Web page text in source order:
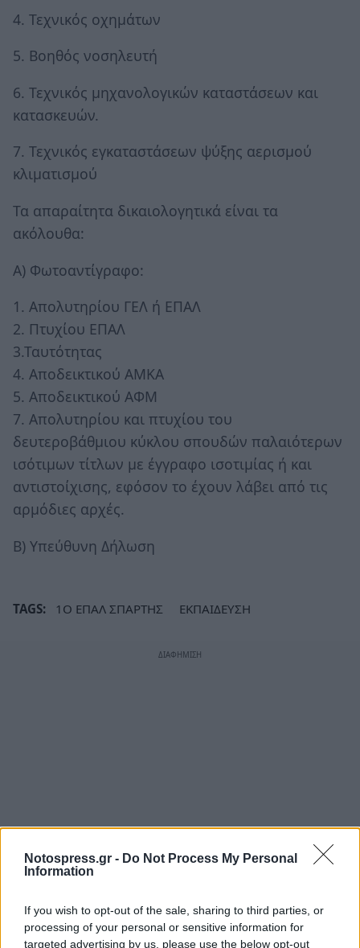
Notospress.gr - Do Not Process My Personal
Information
If you wish to opt-out of the sale, sharing to third parties, or
processing of your personal or sensitive information for
targeted advertising by us, please use the below opt-out
4. Τεχνικός οχημάτων
5. Βοηθός νοσηλευτή
6. Τεχνικός μηχανολογικών καταστάσεων και
κατασκευών.
7. Τεχνικός εγκαταστάσεων ψύξης αερισμού
κλιματισμού
Τα απαραίτητα δικαιολογητικά είναι τα
ακόλουθα:
Α) Φωτοαντίγραφο:
1. Απολυτηρίου ΓΕΛ ή ΕΠΑΛ
2. Πτυχίου ΕΠΑΛ
3.Ταυτότητας
4. Αποδεικτικού ΑΜΚΑ
5. Αποδεικτικού ΑΦΜ
7. Απολυτηρίου και πτυχίου του
δευτεροβάθμιου κύκλου σπουδών παλαιότερων
ισότιμων τίτλων με έγγραφο ισοτιμίας ή και
αντιστοίχισης, εφόσον το έχουν λάβει από τις
αρμόδιες αρχές.
Β) Υπεύθυνη Δήλωση
TAGS: 1Ο ΕΠΑΛ ΣΠΑΡΤΗΣ ΕΚΠΑΙΔΕΥΣΗ